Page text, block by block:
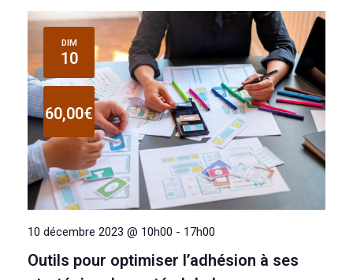
DIM
10
10 décembre 2023 @ 10h00 - 17h00
Outils pour optimiser l’adhésion à ses
60,00€